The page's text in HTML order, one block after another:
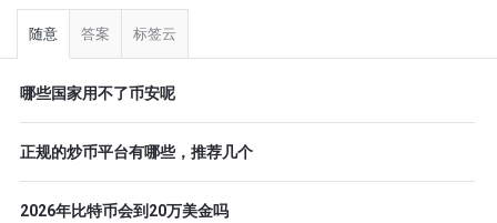
随意 答案 标签云
哪些国家用不了币安呢
正规的炒币平台有哪些，推荐几个
2026年比特币会到20万美金吗